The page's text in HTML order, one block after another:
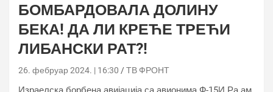
БОМБАРДОВАЛА ДОЛИНУ
БЕКА! ДА ЛИ КРЕЋЕ ТРЕЋИ
ЛИБАНСКИ РАТ?!
26. фебруар 2024. | 16:30 ТВ ФРОНТ